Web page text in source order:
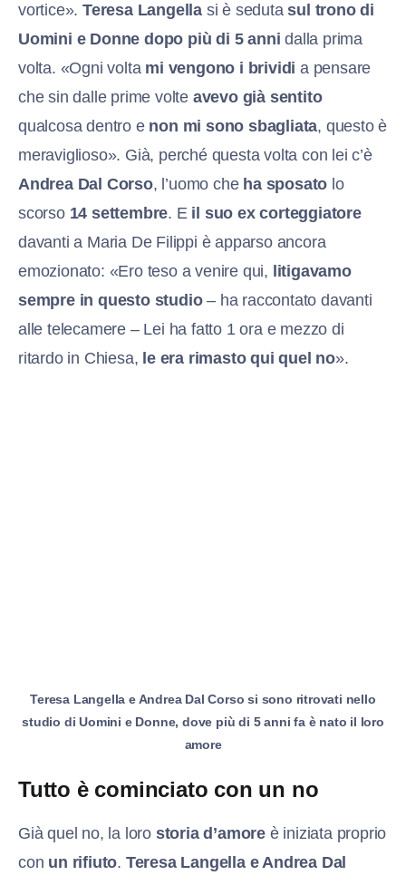
vortice». Teresa Langella si è sedutasul trono di
Uomini e Donne dopo più di 5 anni dalla prima
volta. «Ogni volta mi vengono i brividi a pensare
che sin dalle prime volte avevo già sentito
qualcosa dentro e non mi sono sbagliata, questo è
meraviglioso». Già, perché questa volta con lei c’è
Andrea Dal Corso, l’uomo che ha sposato lo
scorso 14 settembre. E il suo ex corteggiatore
davanti a Maria De Filippi è apparso ancora
emozionato: «Ero teso a venire qui, litigavamo
sempre in questo studio– ha raccontato davanti
alle telecamere – Lei ha fatto 1 ora e mezzo di
ritardo in Chiesa, le era rimasto qui quel no».
Teresa Langella e Andrea Dal Corso si sono ritrovati nello
studio di Uomini e Donne, dove più di 5 anni fa è nato il loro
amore
Tutto è cominciato con un no
Già quel no, la loro storia d’amore è iniziata proprio
con un rifiuto. Teresa Langella e Andrea Dal